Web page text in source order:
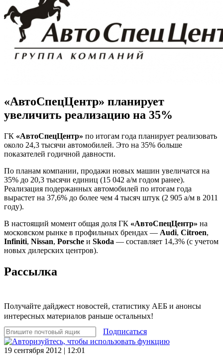
«АвтоСпецЦентр» планирует
увеличить реализацию на 35%
ГК «АвтоСпецЦентр» по итогам года планирует реализовать
около 24,3 тысячи автомобилей. Это на 35% больше
показателей годичной давности.
По планам компании, продажи новых машин увеличатся на
35% до 20,3 тысячи единиц (15 042 а/м годом ранее).
Реализация подержанных автомобилей по итогам года
вырастет на 37,6% до более чем 4 тысяч штук (2 905 а/м в 2011
году).
В настоящий момент общая доля ГК «АвтоСпецЦентр» на
московском рынке в профильных брендах — Audi, Citroen,
Infiniti, Nissan, Porsche и Skoda — составляет 14,3% (с учетом
новых дилерских центров).
Рассылка
Получайте дайджест новостей, статистику АЕБ и анонсы
интересных материалов раньше остальных!
Подписаться
19 сентября 2012 | 12:01